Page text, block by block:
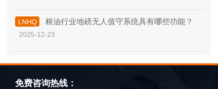
LNHQ 粮油行业地磅无人值守系统具有哪些功能？
2025-12-23
免费咨询热线：